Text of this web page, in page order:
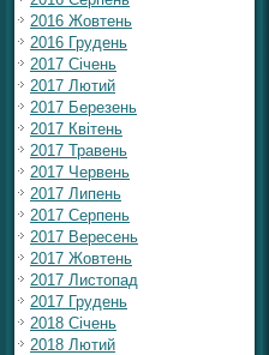
2016 Жовтень
2016 Грудень
2017 Січень
2017 Лютий
2017 Березень
2017 Квітень
2017 Травень
2017 Червень
2017 Липень
2017 Серпень
2017 Вересень
2017 Жовтень
2017 Листопад
2017 Грудень
2018 Січень
2018 Лютий